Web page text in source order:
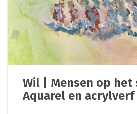
Wil | Mensen op het
Aquarel en